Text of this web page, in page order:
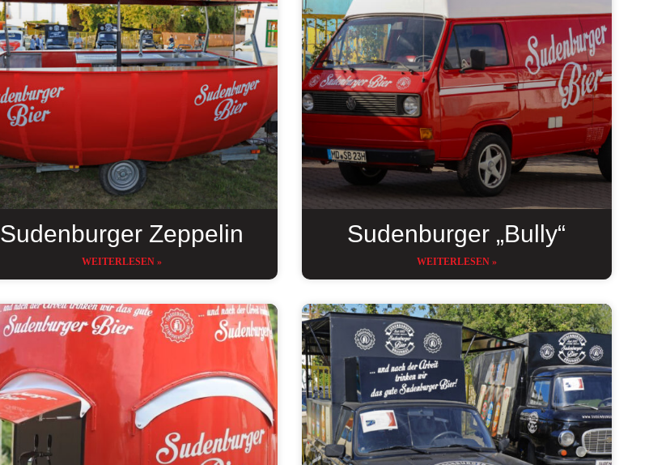
Sudenburger Zeppelin
WEITERLESEN »
Sudenburger „Bully“
WEITERLESEN »